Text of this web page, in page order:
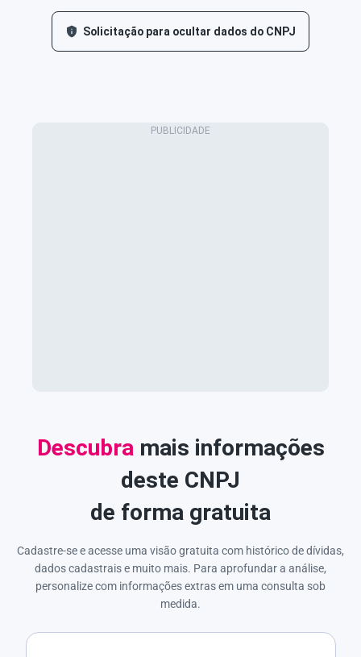
Solicitação para ocultar dados do CNPJ
Descubra mais informações
deste CNPJ
de forma gratuita
Cadastre-se e acesse uma visão gratuita com histórico de dívidas,
dados cadastrais e muito mais. Para aprofundar a análise,
personalize com informações extras em uma consulta sob
medida.